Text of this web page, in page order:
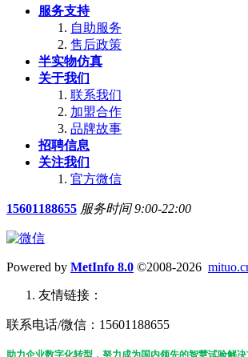
服务支持
自助服务
售后政策
半实物仿真
关于我们
联系我们
加盟合作
品牌故事
招聘信息
关注我们
官方微信
15601188655 服务时间 9:00-22:00
Powered by MetInfo 8.0 ©2008-2026
友情链接：
联系电话/微信：15601188655
助力企业数字化转型，努力成为国内领先的智慧试验解